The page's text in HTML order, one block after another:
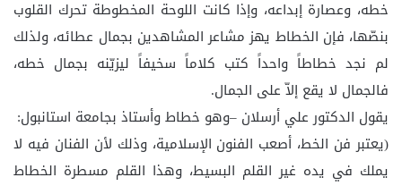
خطه، وعصارة إبداعه، وإذا كانت اللوحة المخطوطة تحرك القلوب
بنصّها، فإن الخطاط يهز مشاعر المشاهدين بجمال عطائه، ولذلك
لم نجد خطاطاً واحداً كتب كلاماً سخيفاً ليزيّنه بجمال خطه،
فالجمال لا يقع إلاّ على الجمال.
يقول الدكتور علي أرسلان –وهو خطاط وأستاذ بجامعة استانبول:
(يعتبر فن الخط، أصعب الفنون الإسلامية، وذلك لأن الفنان فيه لا
يملك في يده غير القلم البسيط، وهذا القلم مسطرة الخطاط